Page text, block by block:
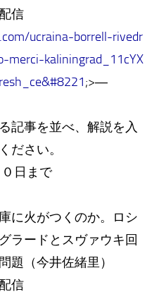
信
ucraina-borrell-rivedr
merci-kaliningrad_11cYX
;>―
記事を並べ、解説を入
ださい。
日まで
に火がつくのか。ロシ
ラードとスヴァウキ回
題（今井佐緒里）
信